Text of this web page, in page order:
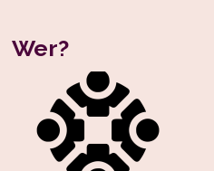
Wer?